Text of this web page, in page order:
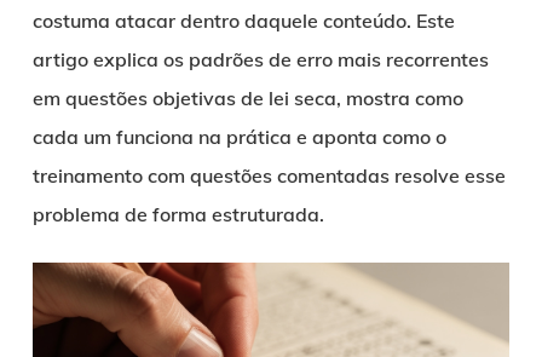
costuma atacar dentro daquele conteúdo. Este
artigo explica os padrões de erro mais recorrentes
em questões objetivas de lei seca, mostra como
cada um funciona na prática e aponta como o
treinamento com questões comentadas resolve esse
problema de forma estruturada.